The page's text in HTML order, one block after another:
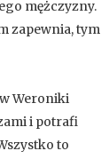
mężczyzny.
zapewnia, tym
Weroniki
i potrafi
to